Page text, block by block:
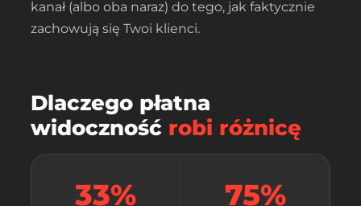
kanał (albo oba naraz) do tego, jak faktycznie
zachowują się Twoi klienci.
Dlaczego płatna
widoczność robi różnicę
33% 75%